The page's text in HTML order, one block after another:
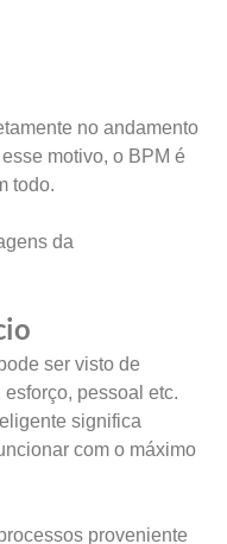
no andamento
motivo, o BPM é
todo.
da
ser visto de
pessoal etc.
significa
com o máximo
proveniente